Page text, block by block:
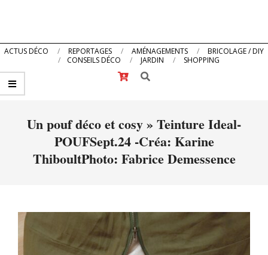
Primary
Menu
ACTUS DÉCO REPORTAGES AMÉNAGEMENTS
BRICOLAGE / DIY
CONSEILS DÉCO
JARDIN
SHOPPING
Search
Un pouf déco et cosy »Teinture Ideal-
POUFSept.24 -Créa: Karine
ThiboultPhoto: Fabrice Demessence